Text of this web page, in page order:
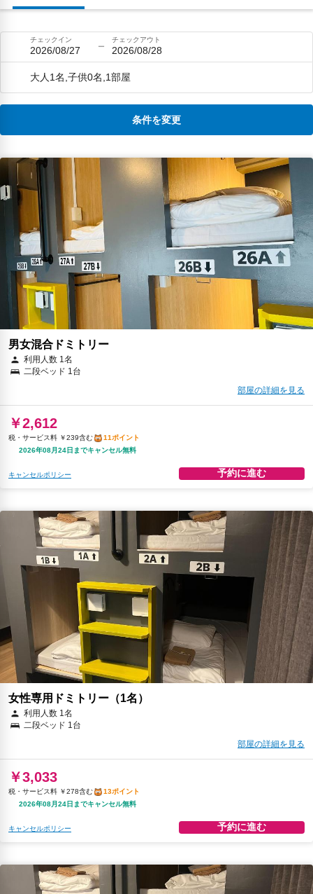
チェックイン
2026/08/27
チェックアウト
2026/08/28
大人1名,子供0名,1部屋
条件を変更
男女混合ドミトリー
利用人数 1名
二段ベッド 1台
部屋の詳細を見る
￥2,612
税・サービス料 ￥239含む
11ポイント
2026年08月24日までキャンセル無料
キャンセルポリシー 予約に進む
女性専用ドミトリー（1名）
利用人数 1名
二段ベッド 1台
部屋の詳細を見る
￥3,033
税・サービス料 ￥278含む
13ポイント
2026年08月24日までキャンセル無料
キャンセルポリシー 予約に進む